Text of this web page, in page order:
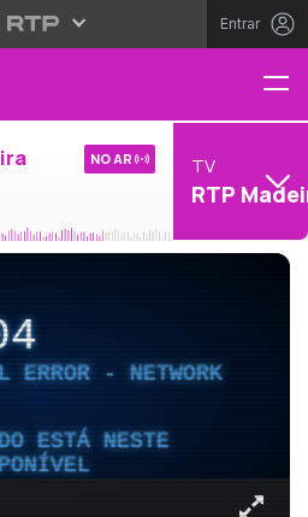
Entrar
NO AR TV
RTP
ERROR - NETWORK
ESTÁ NESTE